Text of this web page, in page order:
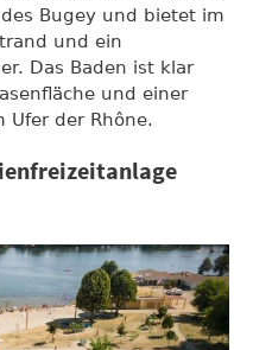
Bugey und bietet im
und ein
Das Baden ist klar
und einer
Ufer der Rhône.